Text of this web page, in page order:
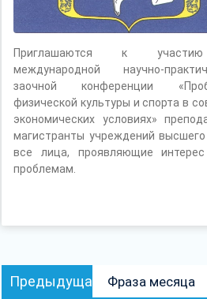
Приглашаются к
международной научно-
заочной конференции
физической культуры и спорта в
экономических условиях»
магистранты учреждений
все лица, проявляющие
проблемам.
Навигация
по
Предыдущая
Предыдущая
запись:
Фраза месяца